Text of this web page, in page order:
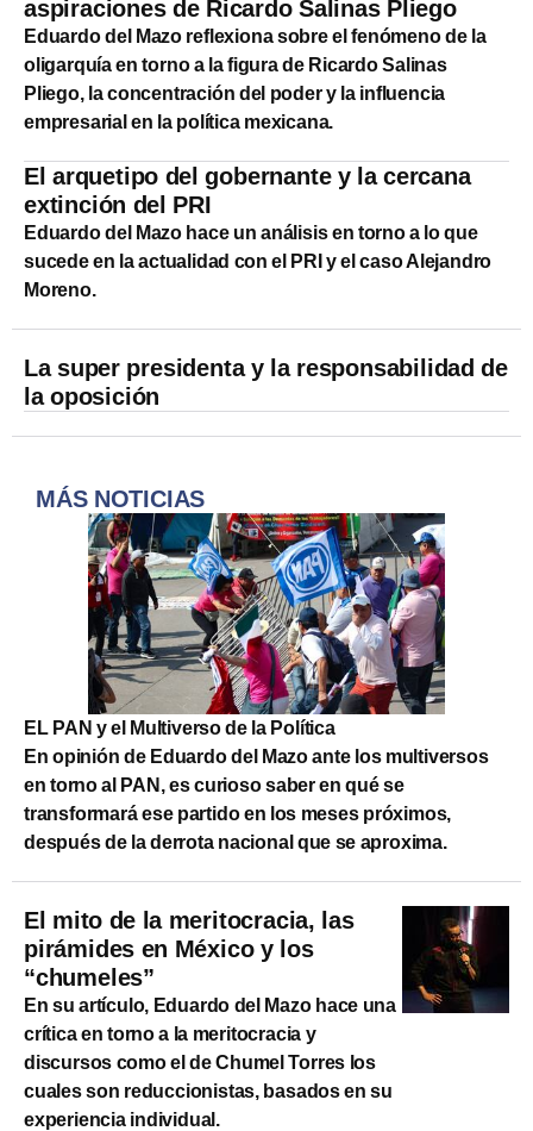
aspiraciones de Ricardo Salinas Pliego
Eduardo del Mazo reflexiona sobre el fenómeno de la
oligarquía en torno a la figura de Ricardo Salinas
Pliego, la concentración del poder y la influencia
empresarial en la política mexicana.
El arquetipo del gobernante y la cercana
extinción del PRI
Eduardo del Mazo hace un análisis en torno a lo que
sucede en la actualidad con el PRI y el caso Alejandro
Moreno.
La super presidenta y la responsabilidad de
la oposición
MÁS NOTICIAS
EL PAN y el Multiverso de la Política
En opinión de Eduardo del Mazo ante los multiversos
en torno al PAN, es curioso saber en qué se
transformará ese partido en los meses próximos,
después de la derrota nacional que se aproxima.
El mito de la meritocracia, las
pirámides en México y los
“chumeles”
En su artículo, Eduardo del Mazo hace una
crítica en torno a la meritocracia y
discursos como el de Chumel Torres los
cuales son reduccionistas, basados en su
experiencia individual.